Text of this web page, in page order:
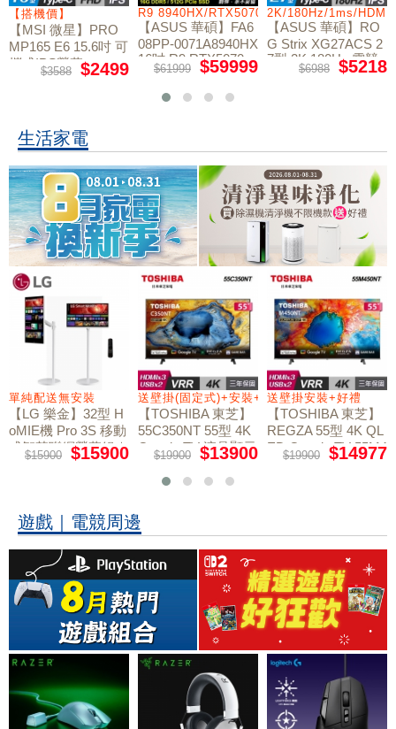
W11
【搭機價】
【MSI 微星】PRO
MP165 E6 15.6吋 可
攜式IPS螢幕
$3588 $2499
R9 8940HX/RTX5070/512GB/16G
【ASUS 華碩】FA6
08PP-0071A8940HX
16吋 R9 RTX5070
電競筆電
$61999 $59999
2K/180Hz/1ms/
【ASUS 華碩】RO
G Strix XG27ACS 2
7型 2K 180Hz 電競
$6988 $5218
生活家電
禮
單純配送無安裝
【LG 樂金】32型 H
oMIE機 Pro 3S 移動
式智慧聯網螢幕組｜
單純配送
$15900 $15900
送壁掛(固定式)+安裝+好禮贈
【TOSHIBA 東芝】
55C350NT 55型 4K
Google TV 液晶顯示
器｜含壁掛(固定式)
+安裝
$19900 $13900
送壁掛安裝+好禮
【TOSHIBA 東芝】
REGZA 55型 4K QL
ED Google TV 55M4
50NT液晶顯示器｜
$19900 $14977
遊戲｜電競周邊